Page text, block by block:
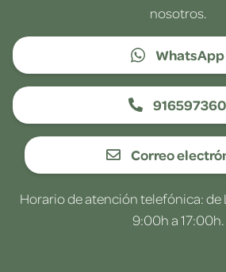
nosotros.
WhatsApp
916597360
Correo
Horario de atención telefónica: de
9:00h a 17:00h.